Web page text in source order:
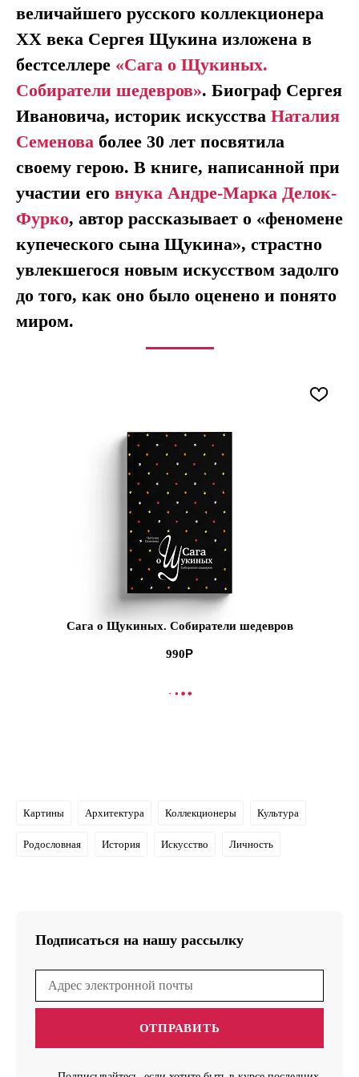
величайшего русского коллекционера
XX века Сергея Щукина изложена в
бестселлере «Сага о Щукиных.
Собиратели шедевров». Биограф Сергея
Ивановича, историк искусства Наталия
Семенова более 30 лет посвятила
своему герою. В книге, написанной при
участии его внука Андре-Марка Делок-
Фурко, автор рассказывает о «феномене
купеческого сына Щукина», страстно
увлекшегося новым искусством задолго
до того, как оно было оценено и понято
миром.
Сага о Щукиных. Собиратели шедевров
990
В КОРЗИНУ
Картины Архитектура Коллекционеры Культура
Родословная История Искусство Личность
Подписаться на нашу рассылку
ОТПРАВИТЬ